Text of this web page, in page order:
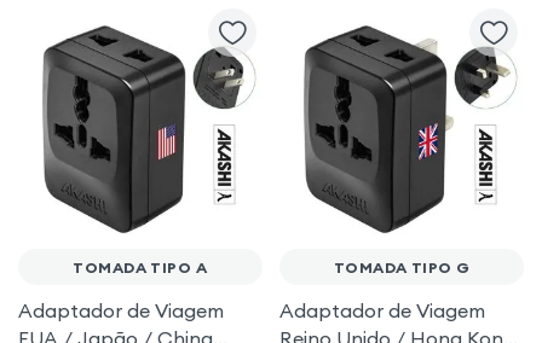
TOMADA TIPO A
Adaptador de Viagem
EUA / Japão / China
TOMADA TIPO G
Adaptador de Viagem
Reino Unido / Hong Kong